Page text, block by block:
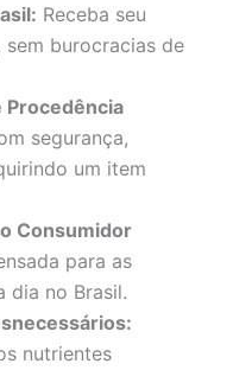
Receba seu
burocracias de
Procedência
segurança,
um item
Consumidor
para as
dia no Brasil.
nutrientes